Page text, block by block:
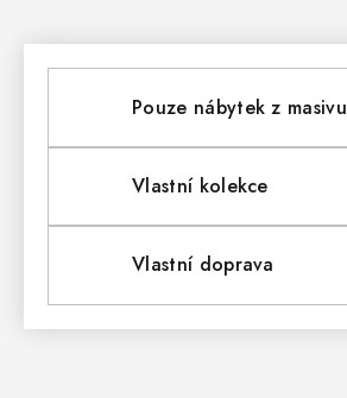
Pouze nábytek z masivu
Vlastní kolekce
Vlastní doprava